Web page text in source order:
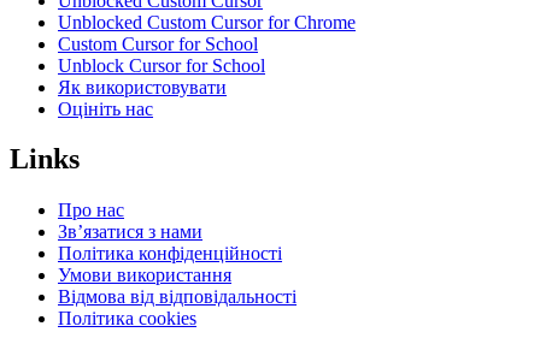
Unblocked Custom Cursor for Chrome
Custom Cursor for School
Unblock Cursor for School
Як використовувати
Оцініть нас
Links
Про нас
Зв’язатися з нами
Політика конфіденційності
Умови використання
Відмова від відповідальності
Політика cookies